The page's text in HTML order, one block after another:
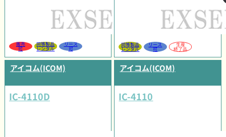
販売
可
同等製品
レンタル
リース
可
同等製品
レンタル
リース
可
生産
終了品
アイコム(ICOM)
IC-4110D
アイコム(ICOM)
IC-4110